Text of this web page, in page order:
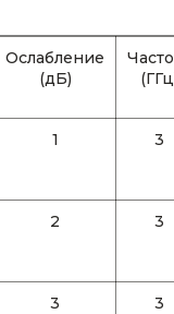
Ослабление
(дБ)
1 3
2 3
3 3